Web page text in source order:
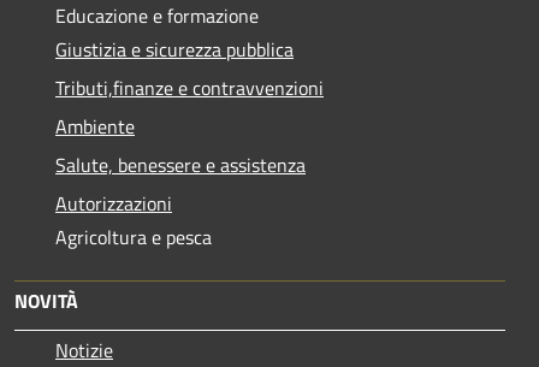
Educazione e formazione
Giustizia e sicurezza pubblica
Tributi,finanze e contravvenzioni
Ambiente
Salute, benessere e assistenza
Autorizzazioni
Agricoltura e pesca
NOVITÀ
Notizie